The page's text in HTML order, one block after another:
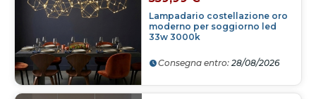
Lampadario costellazione oro
moderno per soggiorno led
33w 3000k
Consegna entro: 28/08/2026